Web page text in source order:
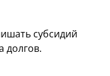
субсидий
долгов.